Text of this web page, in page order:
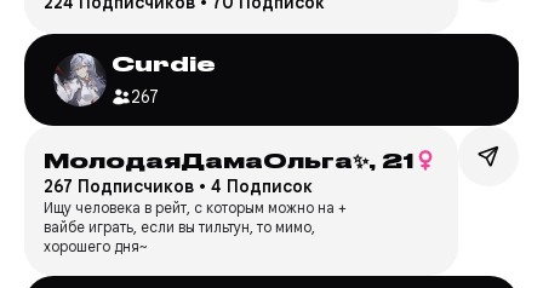
Curdie
267
МолодаяДамаОльга✨, 21
267 Подписчиков • 4 Подписок
Ищу человека в рейт, с которым можно на +
вайбе играть, если вы тильтун, то мимо,
хорошего дня~